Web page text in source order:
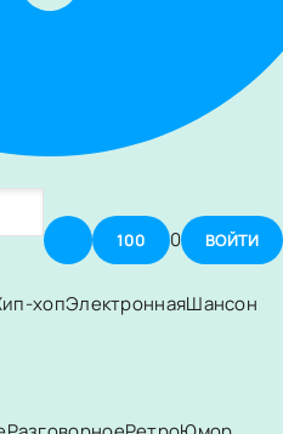
100 0 ВОЙТИ
хопЭлектроннаяШансон